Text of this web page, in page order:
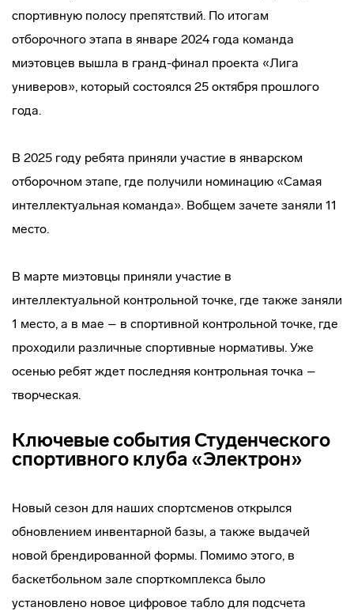
спортивную полосу препятствий. По итогам
отборочного этапа в январе 2024 года команда
миэтовцев вышла в гранд-финал проекта «Лига
универов», который состоялся 25 октября прошлого
года.
В 2025 году ребята приняли участие в январском
отборочном этапе, где получили номинацию «Самая
интеллектуальная команда». Вобщем зачете заняли 11
место.
В марте миэтовцы приняли участие в
интеллектуальной контрольной точке, где также заняли
1 место, а в мае – в спортивной контрольной точке, где
проходили различные спортивные нормативы. Уже
осенью ребят ждет последняя контрольная точка –
творческая.
Ключевые события Студенческого
спортивного клуба «Электрон»
Новый сезон для наших спортсменов открылся
обновлением инвентарной базы, а также выдачей
новой брендированной формы. Помимо этого, в
баскетбольном зале спорткомплекса было
установлено новое цифровое табло для подсчета